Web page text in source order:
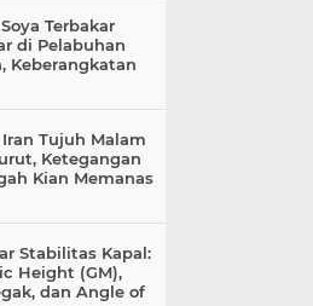
Terbakar
di Pelabuhan
Keberangkatan
Iran Tujuh Malam
Ketegangan
Kian Memanas
Stabilitas Kapal:
Height (GM),
dan Angle of